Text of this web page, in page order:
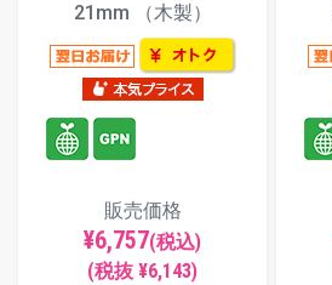
21mm （木製）
販売価格
¥6,757(税込)
(税抜 ¥6,143)